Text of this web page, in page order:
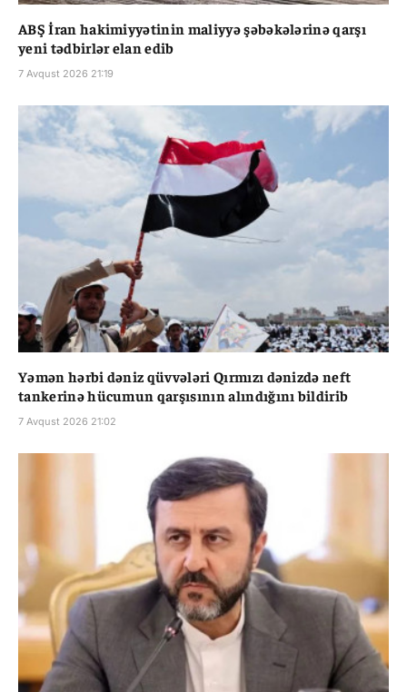
ABŞ İran hakimiyyətinin maliyyə şəbəkələrinə qarşı
yeni tədbirlər elan edib
7 Avqust 2026 21:19
Yəmən hərbi dəniz qüvvələri Qırmızı dənizdə neft
tankerinə hücumun qarşısının alındığını bildirib
7 Avqust 2026 21:02